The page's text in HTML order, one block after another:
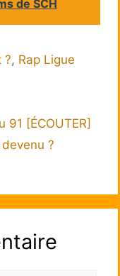
de SCH
?, Rap Ligue
91 [ÉCOUTER]
?